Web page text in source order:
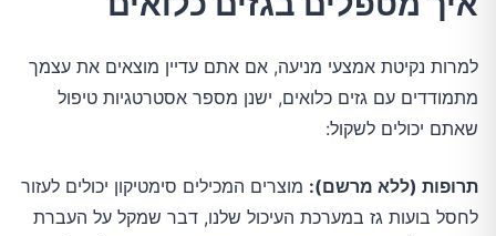
למרות נקיטת אמצעי מניעה, אם אתם עדיין מוצאים את עצמך
מתמודדים עם גזים כלואים, ישנן מספר אסטרטגיות טיפול
שאתם יכולים לשקול:
תרופות (ללא מרשם): מוצרים המכילים סימטיקון יכולים לעזור
לחסל בועות גז במערכת העיכול שלנו, דבר שמקל על העברת